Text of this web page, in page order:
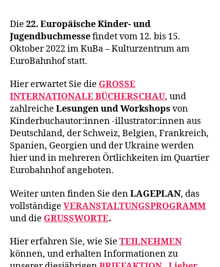
Die 22. Europäische Kinder- und
Jugendbuchmessefindet vom 12. bis 15.
Oktober 2022 im KuBa – Kulturzentrum am
EuroBahnhof statt.
Hier erwartet Sie die GROSSE
INTERNATIONALE BÜCHERSCHAU, und
zahlreiche Lesungen und Workshops von
Kinderbuchautor:innen -illustrator:innen aus
Deutschland, der Schweiz, Belgien, Frankreich,
Spanien, Georgien und der Ukraine werden
hier und in mehreren Örtlichkeiten im Quartier
Eurobahnhof angeboten.
Weiter unten finden Sie denLAGEPLAN, das
vollständige VERANSTALTUNGSPROGRAMM
und die GRUSSWORTE.
Hier erfahren Sie, wie Sie TEILNEHMEN
können, und erhalten Informationen zu